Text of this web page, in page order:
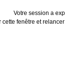
Votre session a
cette fenêtre et